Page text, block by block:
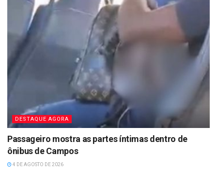
DESTAQUE AGORA
Passageiro mostra as partes íntimas dentro de
ônibus de Campos
4 DE AGOSTO DE 2026